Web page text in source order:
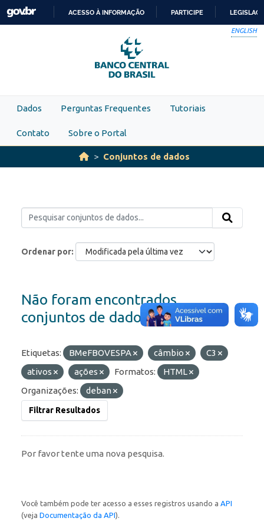
Skip to main content
PARA
O
CONTEÚDO
ACESSO À INFORMAÇÃO PARTICIPE
ENGLISH
Dados Perguntas Frequentes Tutoriais
Contato Sobre o Portal
Conjuntos de dados
Ordenar por
Não foram encontrados
conjuntos de dados
Etiquetas: BMeFBOVESPA câmbio
C3
ativos
ações Formatos:
HTML
Organizações:
deban
Filtrar Resultados
Por favor tente uma nova pesquisa.
Você também pode ter acesso a esses registros usando a API
(veja Documentação da API).